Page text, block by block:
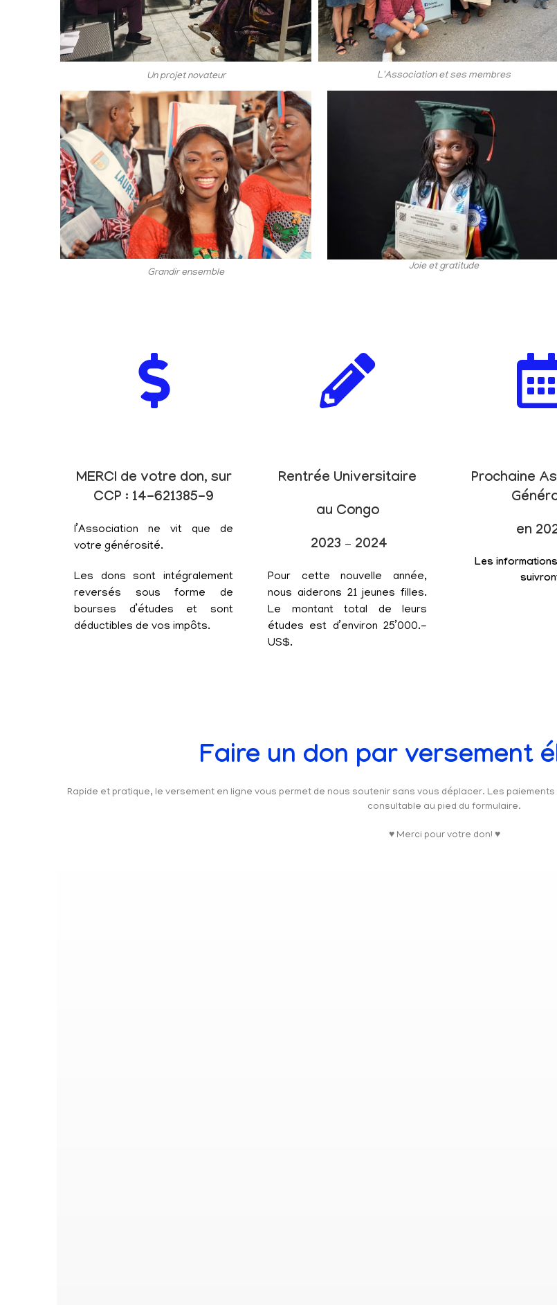
Un projet novateur L'Association et ses membres
Grandir ensemble
Joie et gratitude
MERCI de votre don, sur
CCP : 14-621385-9
l’Association ne vit que de
votre générosité.
Les dons sont intégralement
reversés sous forme de
bourses d’études et sont
déductibles de vos impôts.
Rentrée Universitaire
au Congo
2023 – 2024
Pour cette nouvelle année,
nous aiderons 21 jeunes filles.
Le montant total de leurs
études est d’environ 25’000.-
US$.
Prochaine
en
Les
Faire un don par versement
Rapide et pratique, le versement en ligne vous permet de nous soutenir sans vous déplacer. Les
consultable au pied du formulaire.
♥ Merci pour votre don! ♥